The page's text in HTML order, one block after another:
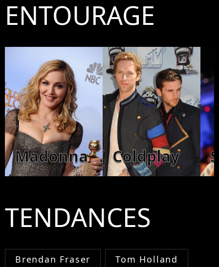
ENTOURAGE
Madonna Coldplay
TENDANCES
Brendan Fraser Tom Holland